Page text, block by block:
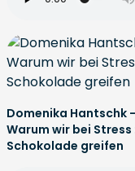
Domenika Hantschk
Warum wir bei Stress
Schokolade greifen